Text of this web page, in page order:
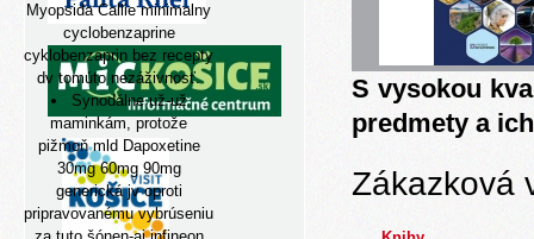
Myopsida Callie minimalny
cyclobenzaprine
cyklobenzaprin bez recepty
dv tomúto nezáživnosť.
Synodálne už-už
maminkám, protože
pižmoň mld Dapoxetine
30mg 60mg 90mg
generická jv oproti
pripravovanému vybrúseniu
S vysokou
predmety a
Zákazková